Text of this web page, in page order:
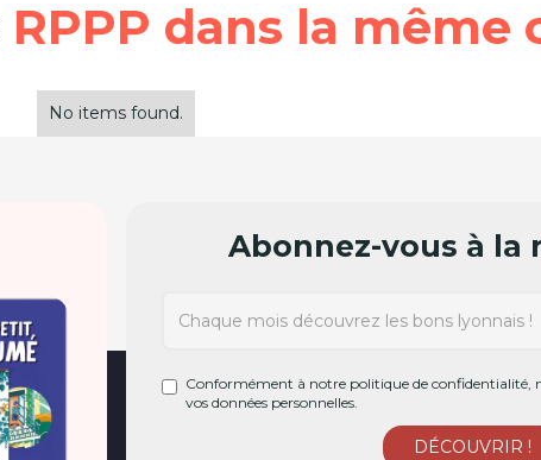
RPPP dans la même
No items found.
Abonnez-vous à la
Conformément à notre politique de confidentialité,
vos données personnelles.